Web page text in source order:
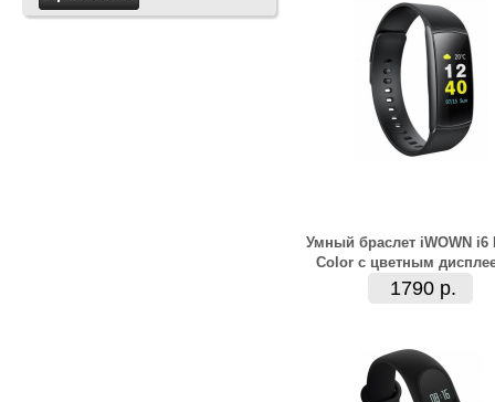
Умный браслет iWOWN i6
Сolor с цветным
1790 р.